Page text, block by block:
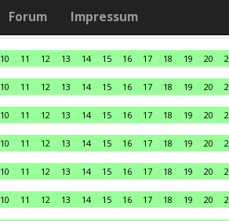
Forum Impressum
10 11 12 13 14 15 16 17 18 19 20
10 11 12 13 14 15 16 17 18 19 20
10 11 12 13 14 15 16 17 18 19 20
10 11 12 13 14 15 16 17 18 19 20
10 11 12 13 14 15 16 17 18 19 20
10 11 12 13 14 15 16 17 18 19 20